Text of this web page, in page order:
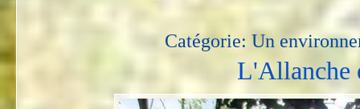
Catégorie: Un
L'Allanche